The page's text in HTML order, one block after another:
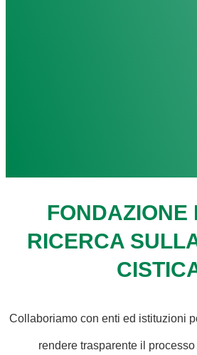
FONDAZIONE
RICERCA
Collaboriamo con enti ed istituzioni
rendere trasparente il